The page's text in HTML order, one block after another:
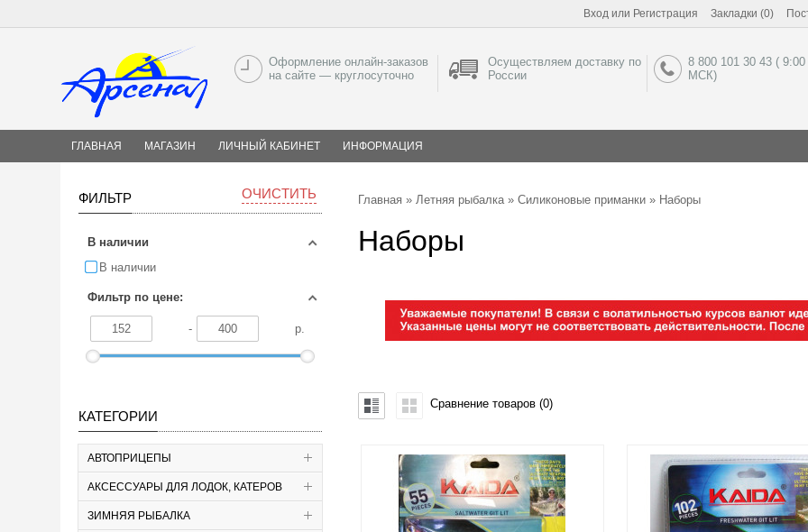
Вход или Регистрация Закладки (0)
Оформление онлайн-заказов
на сайте — круглосуточно
Осуществляем доставку по
России
8 800 101 30 43 (
МСК)
ГЛАВНАЯ МАГАЗИН ЛИЧНЫЙ КАБИНЕТ ИНФОРМАЦИЯ
ФИЛЬТР ОЧИСТИТЬ
В наличии
В наличии
Фильтр по цене:
- р.
КАТЕГОРИИ
АВТОПРИЦЕПЫ
АКСЕССУАРЫ ДЛЯ ЛОДОК, КАТЕРОВ
ЗИМНЯЯ РЫБАЛКА
Главная » Летняя рыбалка» Силиконовые приманки » Наборы
Наборы
Сравнение товаров (0)